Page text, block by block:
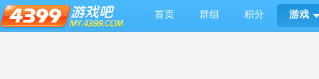
首页 群组 积分 游戏